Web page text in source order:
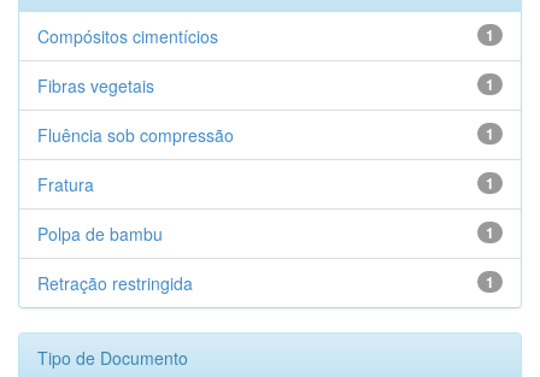
1
Compósitos cimentícios
1
Fibras vegetais
1
Fluência sob compressão
1
Fratura
1
Polpa de bambu
1
Retração restringida
Tipo de Documento